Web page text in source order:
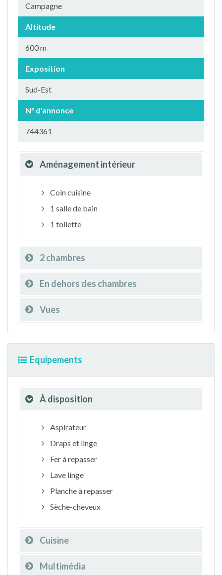
Campagne
Altitude
600 m
Exposition
Sud-Est
N° d'annonce
744361
Aménagement intérieur
Coin cuisine
1 salle de bain
1 toilette
2 chambres
En dehors des chambres
Vues
Equipements
À disposition
Aspirateur
Draps et linge
Fer à repasser
Lave linge
Planche à repasser
Sèche-cheveux
Cuisine
Multimédia